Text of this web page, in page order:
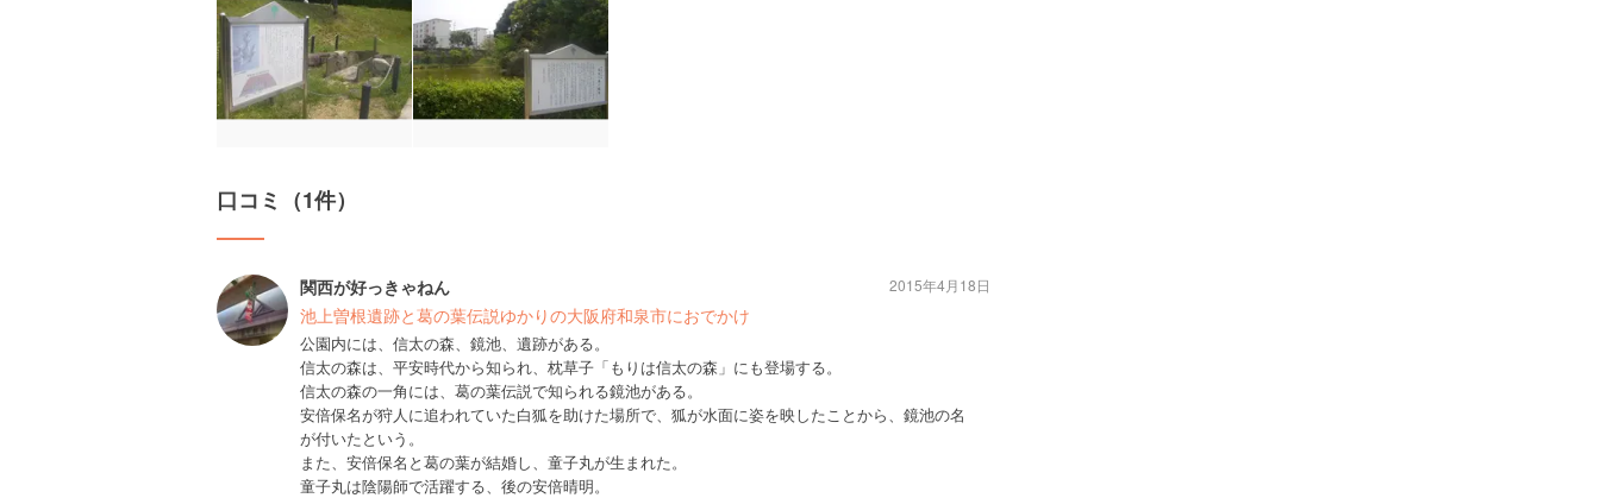
口コミ（1件）
関西が好っきゃねん
池上曽根遺跡と葛の葉伝説ゆかりの大阪府和泉市におでかけ
公園内には、信太の森、鏡池、遺跡がある。
信太の森は、平安時代から知られ、枕草子「もりは信太の森」にも登場する。
信太の森の一角には、葛の葉伝説で知られる鏡池がある。
安倍保名が狩人に追われていた白狐を助けた場所で、狐が水面に姿を映したことから、鏡池の名
が付いたという。
また、安倍保名と葛の葉が結婚し、童子丸が生まれた。
童子丸は陰陽師で活躍する、後の安倍晴明。
2015年4月18日